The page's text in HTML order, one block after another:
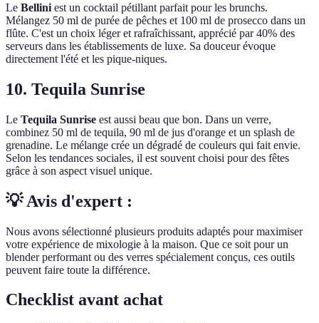
Le Bellini est un cocktail pétillant parfait pour les brunchs.
Mélangez 50 ml de purée de pêches et 100 ml de prosecco dans un
flûte. C'est un choix léger et rafraîchissant, apprécié par 40% des
serveurs dans les établissements de luxe. Sa douceur évoque
directement l'été et les pique-niques.
10. Tequila Sunrise
Le Tequila Sunrise est aussi beau que bon. Dans un verre,
combinez 50 ml de tequila, 90 ml de jus d'orange et un splash de
grenadine. Le mélange crée un dégradé de couleurs qui fait envie.
Selon les tendances sociales, il est souvent choisi pour des fêtes
grâce à son aspect visuel unique.
💡 Avis d'expert :
Nous avons sélectionné plusieurs produits adaptés pour maximiser
votre expérience de mixologie à la maison. Que ce soit pour un
blender performant ou des verres spécialement conçus, ces outils
peuvent faire toute la différence.
Checklist avant achat